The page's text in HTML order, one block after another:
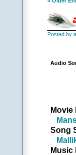
Posted by
Audio
Movie
Song
Music